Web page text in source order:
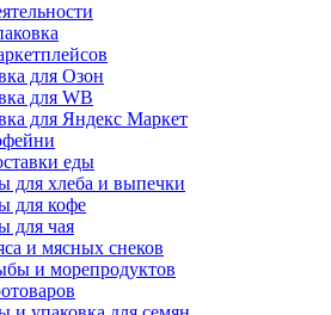
для Озон
для WB
для Яндекс Маркет
еды
для хлеба и выпечки
для кофе
для чая
и мясных снеков
и морепродуктов